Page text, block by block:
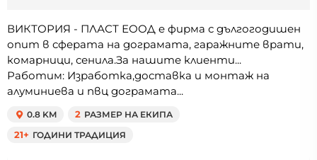
ВИКТОРИЯ - ПЛАСТ ЕООД e фирма с дългогодишен
опит в сферата на дограмата, гаражните врати,
комарници, сенила.За нашите клиенти...
Работим: Изработка,доставка и монтаж на
алуминиева и пвц дограмата...
0.8 KM 2 РАЗМЕР НА ЕКИПА
21+ ГОДИНИ ТРАДИЦИЯ